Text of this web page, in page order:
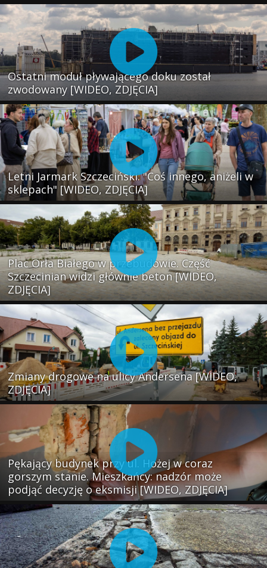
Ostatni moduł pływającego doku został
zwodowany [WIDEO, ZDJĘCIA]
Letni Jarmark Szczeciński. "Coś innego, aniżeli w
sklepach" [WIDEO, ZDJĘCIA]
Plac Orła Białego w przebudowie. Część
Szczecinian widzi głównie beton [WIDEO,
ZDJĘCIA]
Zmiany drogowe na ulicy Andersena [WIDEO,
ZDJĘCIA]
Pękający budynek przy ul. Hożej w coraz
gorszym stanie. Mieszkańcy: nadzór może
podjąć decyzję o eksmisji [WIDEO, ZDJĘCIA]